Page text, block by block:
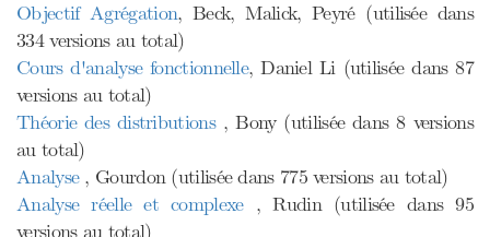
Objectif Agrégation, Beck, Malick, Peyré (utilisée dans
334 versions au total)
Cours d'analyse fonctionnelle, Daniel Li (utilisée dans 87
versions au total)
Théorie des distributions , Bony (utilisée dans 8 versions
au total)
Analyse , Gourdon (utilisée dans 775 versions au total)
Analyse réelle et complexe , Rudin (utilisée dans 95
versions au total)